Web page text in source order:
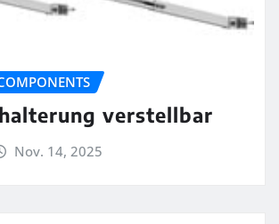
verstellbar
Nov. 14, 2025